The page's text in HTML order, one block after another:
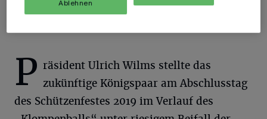
P räsident Ulrich Wilms stellte das
zukünftige Königspaar am Abschlusstag
des Schützenfestes 2019 im Verlauf des
Ablehnen